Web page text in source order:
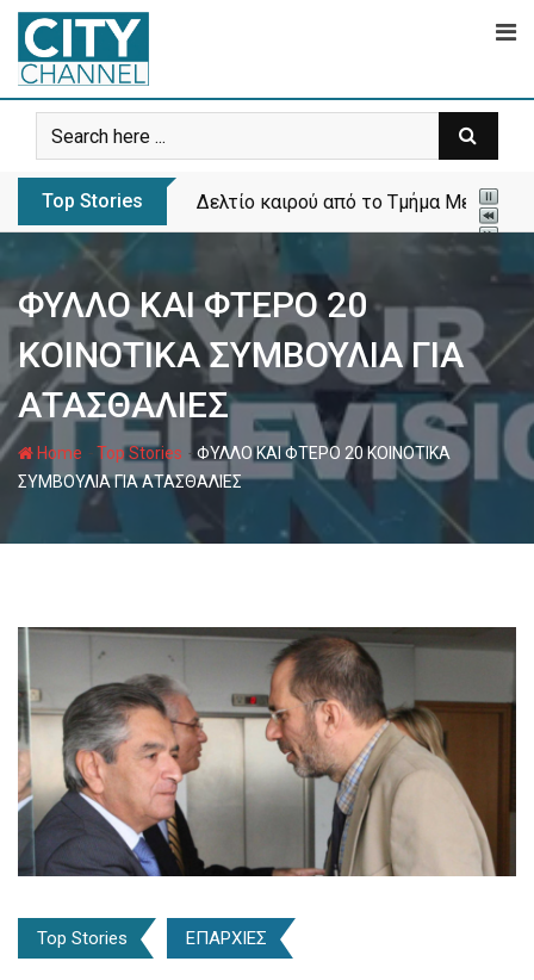
Skip
content
Top Stories Δελτίο καιρού από το Τμήμα
ΦΥΛΛΟ ΚΑΙ ΦΤΕΡΟ 20
ΚΟΙΝΟΤΙΚΑ ΣΥΜΒΟΥΛΙΑ ΓΙΑ
ΑΤΑΣΘΑΛΙΕΣ
Home -Top Stories - ΦΥΛΛΟ ΚΑΙ ΦΤΕΡΟ 20 ΚΟΙΝΟΤΙΚΑ
ΣΥΜΒΟΥΛΙΑ ΓΙΑ ΑΤΑΣΘΑΛΙΕΣ
Top Stories ΕΠΑΡΧΙΕΣ